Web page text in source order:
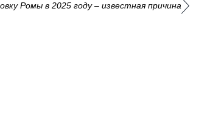
Ромы в 2025 году – известная причина